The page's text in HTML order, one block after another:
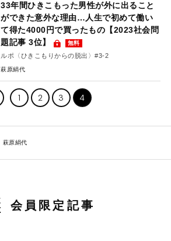
33年間ひきこもった男性が外に出ること
ができた意外な理由…人生で初めて働い
て得た4000円で買ったもの【2023社会問
題記事 3位】
無料
ルポ〈ひきこもりからの脱出〉#3-2
萩原絹代
1 2 3 4
萩原絹代
会員限定記事